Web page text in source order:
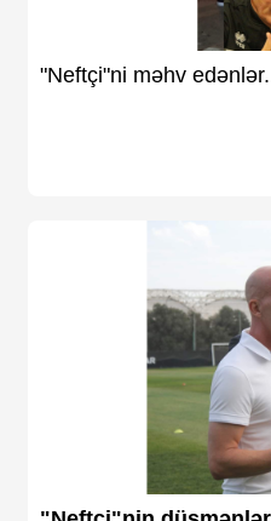
"Neftçi"ni məhv